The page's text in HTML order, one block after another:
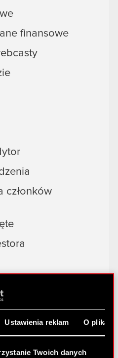
Ustawienia reklam O
Twoich danych
finansowe
członków